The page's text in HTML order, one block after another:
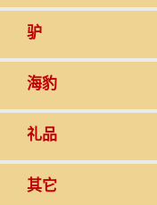
驴
海豹
礼品
其它